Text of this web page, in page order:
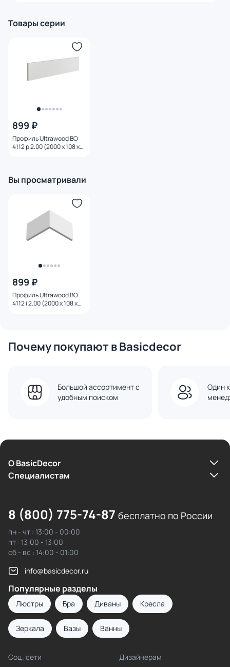
Товары серии
899 ₽
Профиль Ultrawood BO
4112 p 2.00 (2000 х 108 х
Вы просматривали
899 ₽
Профиль Ultrawood BO
4112 i 2.00 (2000 х 108 х
Почему покупают в Basicdecor
Большой ассортимент с
удобным поиском
Один
О BasicDecor
Cпециалистам
8 (800) 775-74-87 бесплатно по России
пн - чт : 13:00 - 00:00
пт : 13:00 - 13:00
сб - вс : 14:00 - 01:00
info@basicdecor.ru
Популярные разделы
Люстры Бра Диваны Кресла
Зеркала Вазы Ванны
Соц. сети Дизайнерам